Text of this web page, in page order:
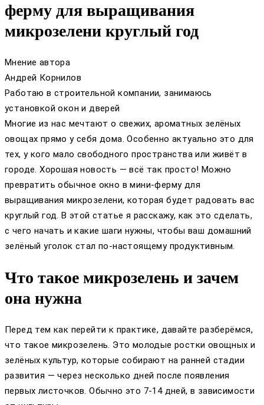
ферму для выращивания
микрозелени круглый год
Мнение автора
Андрей Корнилов
Работаю в строительной компании, занимаюсь
установкой окон и дверей
Многие из нас мечтают о свежих, ароматных зелёных
овощах прямо у себя дома. Особенно актуально это для
тех, у кого мало свободного пространства или живёт в
городе. Хорошая новость — всё так просто! Можно
превратить обычное окно в мини-ферму для
выращивания микрозелени, которая будет радовать вас
круглый год. В этой статье я расскажу, как это сделать,
с чего начать и какие шаги нужны, чтобы ваш домашний
зелёный уголок стал по-настоящему продуктивным.
Что такое микрозелень и зачем
она нужна
Перед тем как перейти к практике, давайте разберёмся,
что такое микрозелень. Это молодые ростки овощных и
зелёных культур, которые собирают на ранней стадии
развития — через несколько дней после появления
первых листочков. Обычно это 7-14 дней, в зависимости